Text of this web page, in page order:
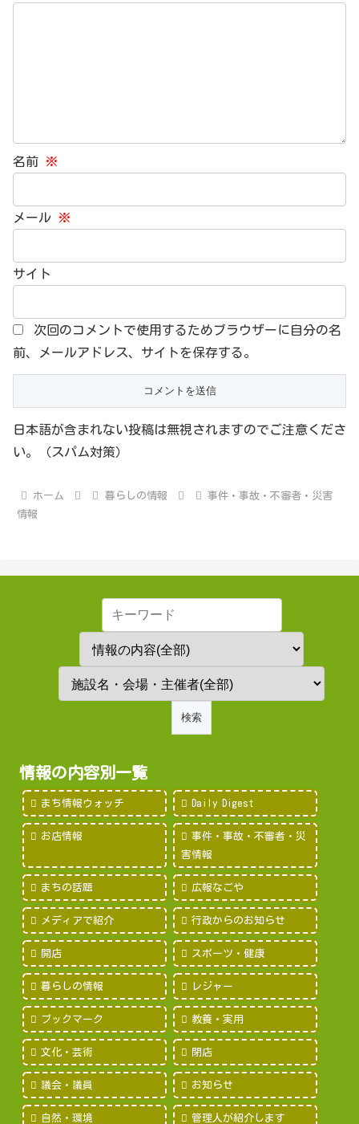
名前 ※
メール ※
サイト
次回のコメントで使用するためブラウザーに自分の名
前、メールアドレス、サイトを保存する。
日本語が含まれない投稿は無視されますのでご注意くださ
い。（スパム対策）
ホーム 暮らしの情報
事件・事故・不審者・災害
情報
情報の内容別一覧
まち情報ウォッチ Daily Digest
お店情報
事件・事故・不審者・災
害情報
まちの話題 広報なごや
メディアで紹介 行政からのお知らせ
開店 スポーツ・健康
暮らしの情報 レジャー
ブックマーク 教養・実用
文化・芸術 閉店
議会・議員 お知らせ
自然・環境 管理人が紹介します